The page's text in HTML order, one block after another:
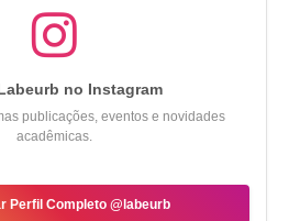
no Instagram
publicações, eventos e novidades
acadêmicas.
Perfil Completo @labeurb